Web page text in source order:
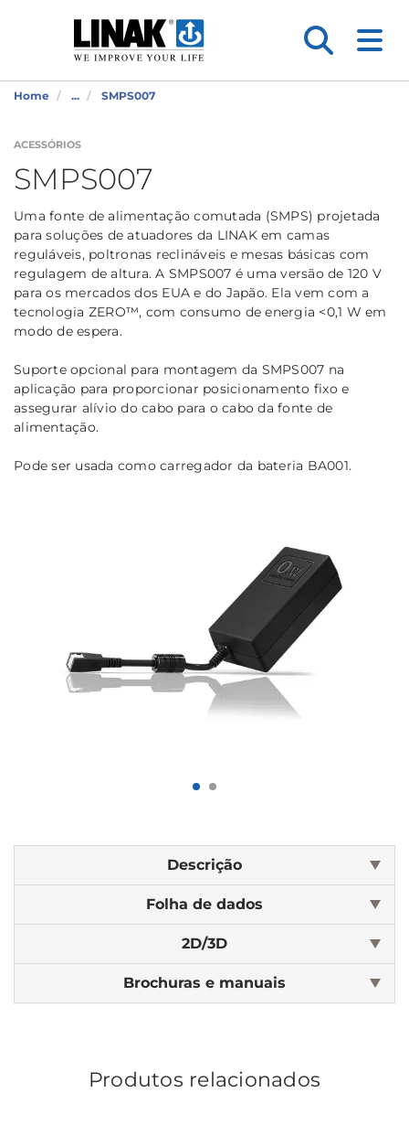
Home ... SMPS007
ACESSÓRIOS
SMPS007
Uma fonte de alimentação comutada (SMPS) projetada
para soluções de atuadores da LINAK em camas
reguláveis, poltronas reclináveis e mesas básicas com
regulagem de altura. A SMPS007 é uma versão de 120 V
para os mercados dos EUA e do Japão. Ela vem com a
tecnologia ZERO™, com consumo de energia <0,1 W em
modo de espera.
Suporte opcional para montagem da SMPS007 na
aplicação para proporcionar posicionamento fixo e
assegurar alívio do cabo para o cabo da fonte de
alimentação.
Pode ser usada como carregador da bateria BA001.
Descrição
Folha de dados
2D/3D
Brochuras e manuais
Produtos relacionados